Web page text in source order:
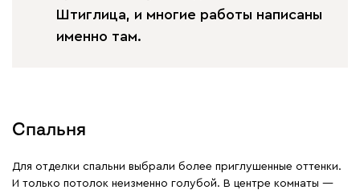
Штиглица, и многие работы написаны
именно там.
Спальня
Для отделки спальни выбрали более приглушенные оттенки.
И только потолок неизменно голубой. В центре комнаты —